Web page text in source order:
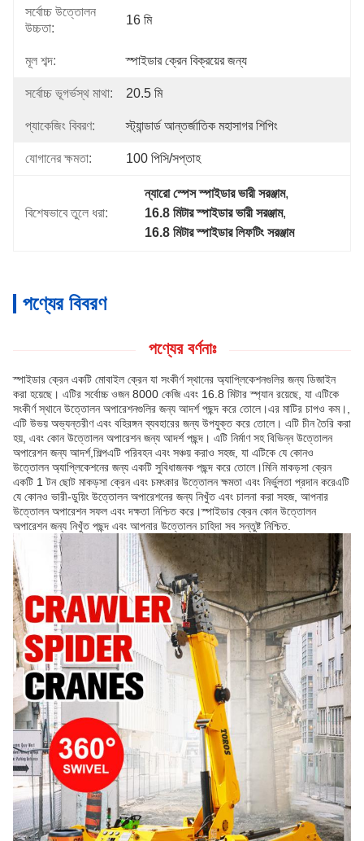
সর্বোচ্চ উত্তোলন
উচ্চতা:
16 মি
মূল শব্দ: স্পাইডার ক্রেন বিক্রয়ের জন্য
সর্বোচ্চ ভূগর্ভস্থ মাথা: 20.5 মি
প্যাকেজিং বিবরণ: স্ট্যান্ডার্ড আন্তর্জাতিক মহাসাগর শিপিং
যোগানের ক্ষমতা: 100 পিসি/সপ্তাহ
বিশেষভাবে তুলে ধরা:
ন্যারো স্পেস স্পাইডার ভারী সরঞ্জাম,
16.8 মিটার স্পাইডার ভারী সরঞ্জাম,
16.8 মিটার স্পাইডার লিফটিং সরঞ্জাম
পণ্যের বিবরণ
পণ্যের বর্ণনাঃ
স্পাইডার ক্রেন একটি মোবাইল ক্রেন যা সংকীর্ণ স্থানের অ্যাপ্লিকেশনগুলির জন্য ডিজাইন
করা হয়েছে। এটির সর্বোচ্চ ওজন 8000 কেজি এবং 16.8 মিটার স্প্যান রয়েছে, যা এটিকে
সংকীর্ণ স্থানে উত্তোলন অপারেশনগুলির জন্য আদর্শ পছন্দ করে তোলে।এর মাটির চাপও কম।,
এটি উভয় অভ্যন্তরীণ এবং বহিরঙ্গন ব্যবহারের জন্য উপযুক্ত করে তোলে। এটি চীন তৈরি করা
হয়, এবং কোন উত্তোলন অপারেশন জন্য আদর্শ পছন্দ। এটি নির্মাণ সহ বিভিন্ন উত্তোলন
অপারেশন জন্য আদর্শ,শিল্পএটি পরিবহন এবং সঞ্চয় করাও সহজ, যা এটিকে যে কোনও
উত্তোলন অ্যাপ্লিকেশনের জন্য একটি সুবিধাজনক পছন্দ করে তোলে।মিনি মাকড়সা ক্রেন
একটি 1 টন ছোট মাকড়সা ক্রেন এবং চমৎকার উত্তোলন ক্ষমতা এবং নির্ভুলতা প্রদান করেএটি
যে কোনও ভারী-ডুয়িং উত্তোলন অপারেশনের জন্য নিখুঁত এবং চালনা করা সহজ, আপনার
উত্তোলন অপারেশন সফল এবং দক্ষতা নিশ্চিত করে।স্পাইডার ক্রেন কোন উত্তোলন
অপারেশন জন্য নিখুঁত পছন্দ এবং আপনার উত্তোলন চাহিদা সব সন্তুষ্ট নিশ্চিত.